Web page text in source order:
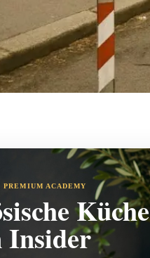
PREMIUM ACADEMY
Küche
Insider